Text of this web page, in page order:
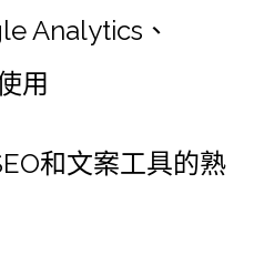
Analytics、
用
和文案工具的熟